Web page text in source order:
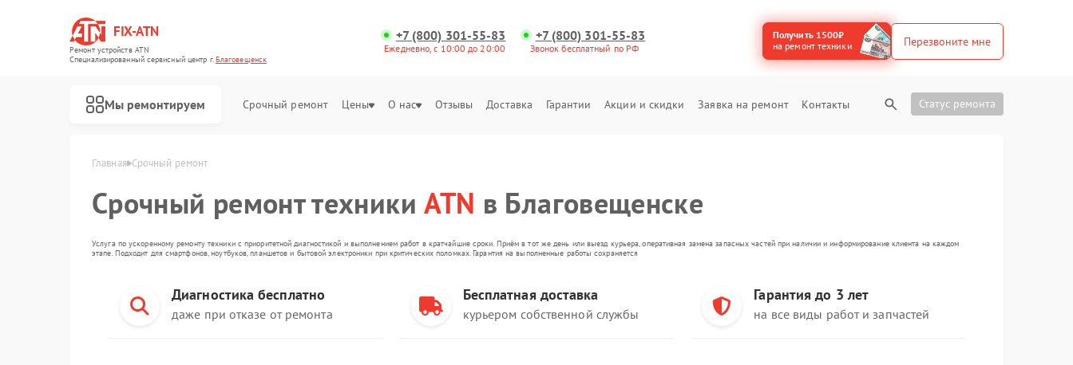
FIX-ATN
Ремонт устройств ATN
Специализированный cервисный центр г.Благовещенск
+7 (800) 301-55-83
Ежедневно, с 10:00 до 20:00
+7 (800) 301-55-83
Звонок бесплатный по РФ
Получить 1500₽
на ремонт техники
Перезвоните мне
Мы ремонтируем Срочный ремонт Цены О нас Отзывы Доставка Гарантии Акции и скидки Заявка на ремонт Контакты Статус ремонта
Главная Срочный ремонт
Срочный ремонт техникиATN в Благовещенске
Услуга по ускоренному ремонту техники с приоритетной диагностикой и выполнением работ в кратчайшие сроки. Приём в тот же день или выезд курьера, оперативная замена запасных частей при наличии и информирование клиента на каждом
этапе. Подходит для смартфонов, ноутбуков, планшетов и бытовой электроники при критических поломках. Гарантия на выполненные работы сохраняется
Диагностика бесплатно
даже при отказе от ремонта
Бесплатная доставка
курьером собственной службы
Гарантия до 3 лет
на все виды работ и запчастей